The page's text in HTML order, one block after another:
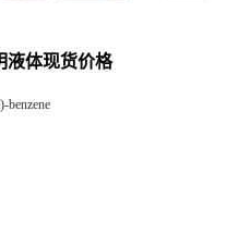
液体现货价格
benzene